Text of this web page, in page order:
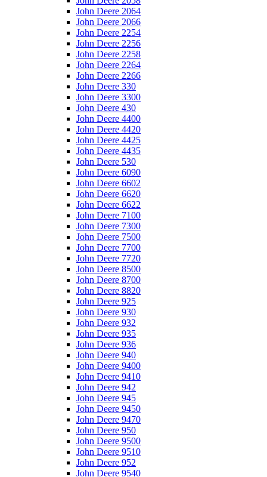
John Deere 2064
John Deere 2066
John Deere 2254
John Deere 2256
John Deere 2258
John Deere 2264
John Deere 2266
John Deere 330
John Deere 3300
John Deere 430
John Deere 4400
John Deere 4420
John Deere 4425
John Deere 4435
John Deere 530
John Deere 6090
John Deere 6602
John Deere 6620
John Deere 6622
John Deere 7100
John Deere 7300
John Deere 7500
John Deere 7700
John Deere 7720
John Deere 8500
John Deere 8700
John Deere 8820
John Deere 925
John Deere 930
John Deere 932
John Deere 935
John Deere 936
John Deere 940
John Deere 9400
John Deere 9410
John Deere 942
John Deere 945
John Deere 9450
John Deere 9470
John Deere 950
John Deere 9500
John Deere 9510
John Deere 952
John Deere 9540